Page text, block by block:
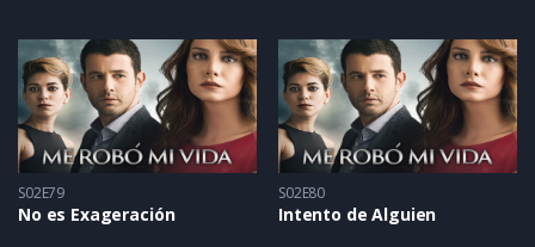
S02E79
No es Exageración
S02E80
Intento de Alguien